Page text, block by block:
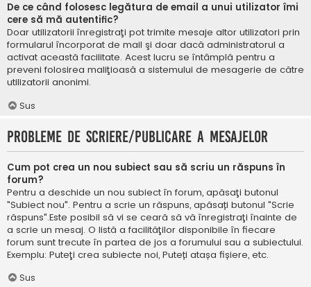
De ce când folosesc legătura de email a unui utilizator îmi
cere să mă autentific?
Doar utilizatorii înregistraţi pot trimite mesaje altor utilizatori prin
formularul încorporat de mail şi doar dacă administratorul a
activat această facilitate. Acest lucru se întâmplă pentru a
preveni folosirea maliţioasă a sistemului de mesagerie de către
utilizatorii anonimi.
Sus
Probleme de scriere/publicare a mesajelor
Cum pot crea un nou subiect sau să scriu un răspuns în
forum?
Pentru a deschide un nou subiect în forum, apăsaţi butonul
"Subiect nou". Pentru a scrie un răspuns, apăsați butonul "Scrie
răspuns".Este posibil să vi se ceară să vă înregistraţi înainte de
a scrie un mesaj. O listă a facilităţilor disponibile în fiecare
forum sunt trecute în partea de jos a forumului sau a subiectului.
Exemplu: Puteţi crea subiecte noi, Puteți atașa fișiere, etc.
Sus